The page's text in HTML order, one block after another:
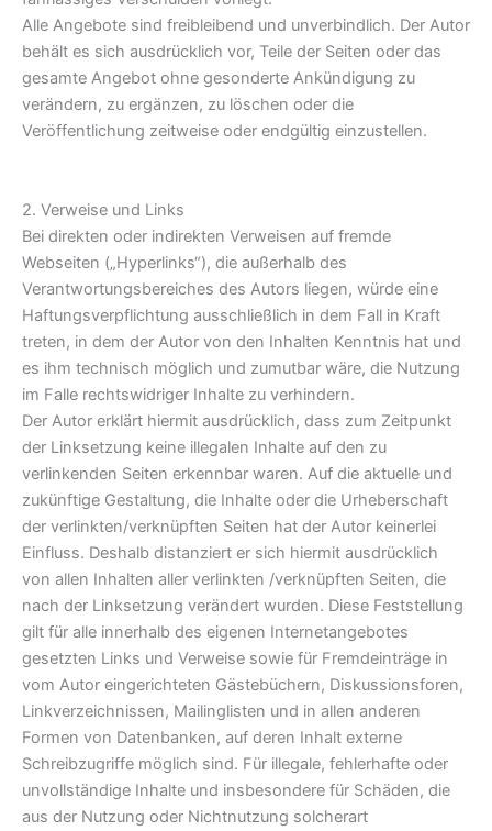
Alle Angebote sind freibleibend und unverbindlich. Der Autor
behält es sich ausdrücklich vor, Teile der Seiten oder das
gesamte Angebot ohne gesonderte Ankündigung zu
verändern, zu ergänzen, zu löschen oder die
Veröffentlichung zeitweise oder endgültig einzustellen.
2. Verweise und Links
Bei direkten oder indirekten Verweisen auf fremde
Webseiten („Hyperlinks“), die außerhalb des
Verantwortungsbereiches des Autors liegen, würde eine
Haftungsverpflichtung ausschließlich in dem Fall in Kraft
treten, in dem der Autor von den Inhalten Kenntnis hat und
es ihm technisch möglich und zumutbar wäre, die Nutzung
im Falle rechtswidriger Inhalte zu verhindern.
Der Autor erklärt hiermit ausdrücklich, dass zum Zeitpunkt
der Linksetzung keine illegalen Inhalte auf den zu
verlinkenden Seiten erkennbar waren. Auf die aktuelle und
zukünftige Gestaltung, die Inhalte oder die Urheberschaft
der verlinkten/verknüpften Seiten hat der Autor keinerlei
Einfluss. Deshalb distanziert er sich hiermit ausdrücklich
von allen Inhalten aller verlinkten /verknüpften Seiten, die
nach der Linksetzung verändert wurden. Diese Feststellung
gilt für alle innerhalb des eigenen Internetangebotes
gesetzten Links und Verweise sowie für Fremdeinträge in
vom Autor eingerichteten Gästebüchern, Diskussionsforen,
Linkverzeichnissen, Mailinglisten und in allen anderen
Formen von Datenbanken, auf deren Inhalt externe
Schreibzugriffe möglich sind. Für illegale, fehlerhafte oder
unvollständige Inhalte und insbesondere für Schäden, die
aus der Nutzung oder Nichtnutzung solcherart